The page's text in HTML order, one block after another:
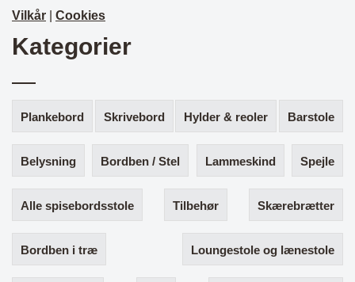
Vilkår Cookies
Kategorier
Plankebord Skrivebord Hylder & reoler Barstole
Belysning Bordben / Stel Lammeskind Spejle
Alle spisebordsstole Tilbehør Skærebrætter
Bordben i træ Loungestole og lænestole